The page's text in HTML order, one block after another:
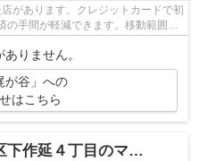
があります。クレジットカードで初
手間が軽減できます。移動範囲が
りません。
が谷」への
はこちら
延４丁目のマンション